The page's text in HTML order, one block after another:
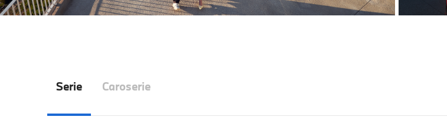
Serie Caroserie